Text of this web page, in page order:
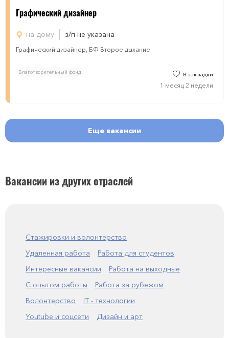
Графический дизайнер
на дому з/п не указана
Графический дизайнер, БФ Второе дыхание
Благотворительный фонд В закладки
1 месяц 2 недели
Еще вакансии
Вакансии из других отраслей
Стажировки и волонтерство
Удаленная работа
Работа для студентов
Интересные вакансии
Работа на выходные
С опытом работы
Работа за рубежом
Волонтерство
IT - технологии
Youtube и соцсети
Дизайн и арт